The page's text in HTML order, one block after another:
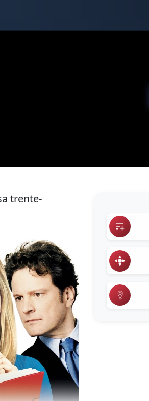
trente-